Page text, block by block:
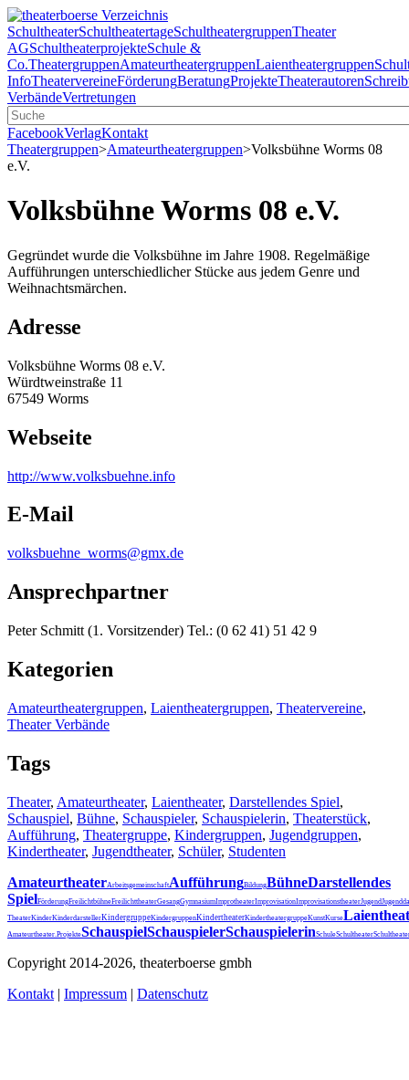
SchultheaterSchultheatertageSchultheatergruppenTheater
AGSchultheaterprojekteSchule &
Co.TheatergruppenAmateurtheatergruppenLaientheatergruppen
InfoTheatervereineFörderungBeratungProjekteTheaterautoren
VerbändeVertretungen
FacebookVerlagKontakt
Theatergruppen>Amateurtheatergruppen>Volksbühne Worms 08
e.V.
Volksbühne Worms 08 e.V.
Gegründet wurde die Volksbühne im Jahre 1908. Regelmäßige
Aufführungen unterschiedlicher Stücke aus jedem Genre und
Weihnachtsmärchen.
Adresse
Volksbühne Worms 08 e.V.
Würdtweinstraße 11
67549 Worms
Webseite
http://www.volksbuehne.info
E-Mail
volksbuehne_worms@gmx.de
Ansprechpartner
Peter Schmitt (1. Vorsitzender) Tel.: (0 62 41) 51 42 9
Kategorien
Amateurtheatergruppen, Laientheatergruppen, Theatervereine,
Theater Verbände
Tags
Theater, Amateurtheater, Laientheater, Darstellendes Spiel,
Schauspiel, Bühne, Schauspieler, Schauspielerin, Theaterstück,
Aufführung, Theatergruppe, Kindergruppen, Jugendgruppen,
Kindertheater, Jugendtheater, Schüler, Studenten
AmateurtheaterArbeitsgemeinschaftAufführungBildungBühneDarstellendes
SpielFörderungFreilichtbühneFreilichttheaterGesangGymnasiumImprotheaterImprovisationImprovisationstheaterJugend
TheaterKinderKinderdarstellerKindergruppeKindergruppenKindertheaterKindertheatergruppeKunstKurse
Amateurtheater. ProjekteSchauspielSchauspielerSchauspielerinSchuleSchultheater
Copyright 2014-2026, theaterboerse gmbh
Kontakt | Impressum | Datenschutz